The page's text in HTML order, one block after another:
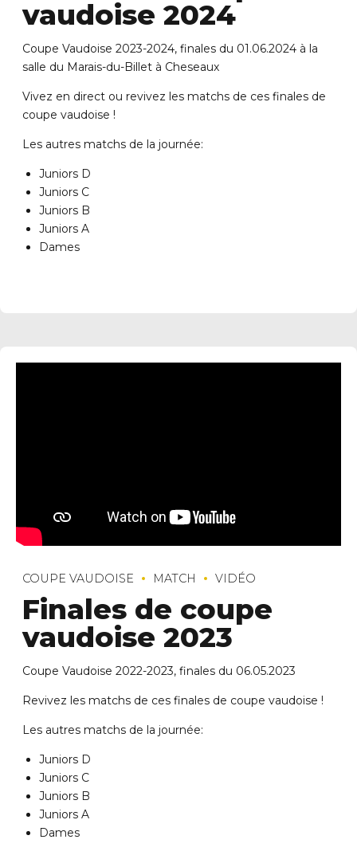
vaudoise 2024
Coupe Vaudoise 2023-2024, finales du 01.06.2024 à la
salle du Marais-du-Billet à Cheseaux
Vivez en direct ou revivez les matchs de ces finales de
coupe vaudoise !
Les autres matchs de la journée:
Juniors D
Juniors C
Juniors B
Juniors A
Dames
COUPE VAUDOISE MATCH VIDÉO
Finales de coupe
vaudoise 2023
Coupe Vaudoise 2022-2023, finales du 06.05.2023
Revivez les matchs de ces finales de coupe vaudoise !
Les autres matchs de la journée:
Juniors D
Juniors C
Juniors B
Juniors A
Dames